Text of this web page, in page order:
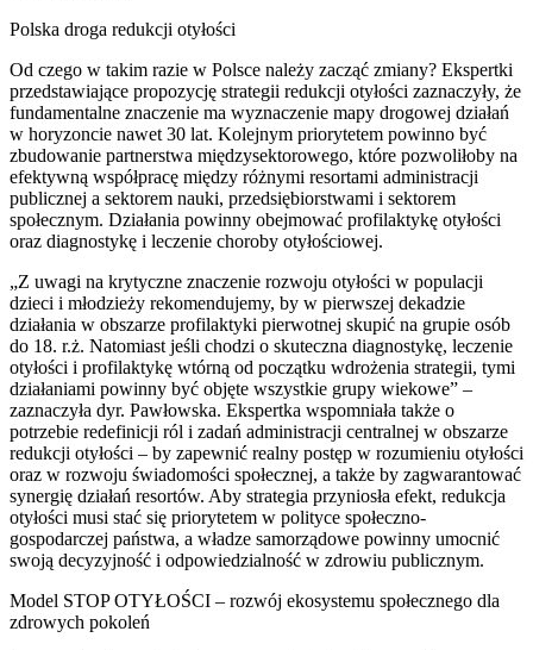
Polska droga redukcji otyłości
Od czego w takim razie w Polsce należy zacząć zmiany? Ekspertki
przedstawiające propozycję strategii redukcji otyłości zaznaczyły, że
fundamentalne znaczenie ma wyznaczenie mapy drogowej działań
w horyzoncie nawet 30 lat. Kolejnym priorytetem powinno być
zbudowanie partnerstwa międzysektorowego, które pozwoliłoby na
efektywną współpracę między różnymi resortami administracji
publicznej a sektorem nauki, przedsiębiorstwami i sektorem
społecznym. Działania powinny obejmować profilaktykę otyłości
oraz diagnostykę i leczenie choroby otyłościowej.
„Z uwagi na krytyczne znaczenie rozwoju otyłości w populacji
dzieci i młodzieży rekomendujemy, by w pierwszej dekadzie
działania w obszarze profilaktyki pierwotnej skupić na grupie osób
do 18. r.ż. Natomiast jeśli chodzi o skuteczna diagnostykę, leczenie
otyłości i profilaktykę wtórną od początku wdrożenia strategii, tymi
działaniami powinny być objęte wszystkie grupy wiekowe” –
zaznaczyła dyr. Pawłowska. Ekspertka wspomniała także o
potrzebie redefinicji ról i zadań administracji centralnej w obszarze
redukcji otyłości – by zapewnić realny postęp w rozumieniu otyłości
oraz w rozwoju świadomości społecznej, a także by zagwarantować
synergię działań resortów. Aby strategia przyniosła efekt, redukcja
otyłości musi stać się priorytetem w polityce społeczno-
gospodarczej państwa, a władze samorządowe powinny umocnić
swoją decyzyjność i odpowiedzialność w zdrowiu publicznym.
Model STOP OTYŁOŚCI – rozwój ekosystemu społecznego dla
zdrowych pokoleń